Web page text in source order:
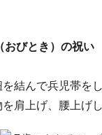
おびとき）の祝い
結んで兵児帯を
肩上げ、腰上げ